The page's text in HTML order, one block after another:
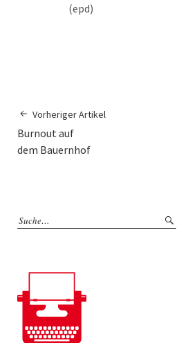
(epd)
Vorheriger Artikel
Burnout auf
dem Bauernhof